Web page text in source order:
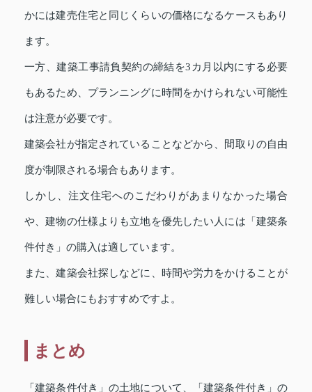
かには建売住宅と同じくらいの価格になるケースもあり
ます。
一方、建築工事請負契約の締結を3カ月以内にする必要
もあるため、プランニングに時間をかけられない可能性
は注意が必要です。
建築会社が指定されていることなどから、間取りの自由
度が制限される場合もあります。
しかし、注文住宅へのこだわりがあまりなかった場合
や、建物の仕様よりも立地を優先したい人には「建築条
件付き」の購入は適しています。
また、建築会社探しなどに、時間や労力をかけることが
難しい場合にもおすすめですよ。
まとめ
「建築条件付き」の土地について、 「建築条件付き」の